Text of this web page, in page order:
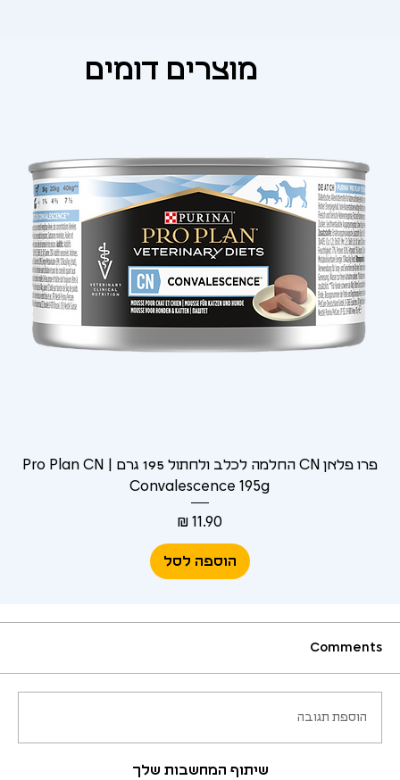
Comments
נראה שהייתה בעיה טכנית. כדאי לנסות להתחבר מחדש או לרענן את הדף.
רענון
Comments
הוספת תגובה
שיתוף המחשבות שלך
מוצרים דומים
פרו פלאן CN החלמה לכלב ולחתול 195 גרם | Pro Plan CN
Convalescence 195g
מחיר‏11.90 ‏₪
הוספה לסל